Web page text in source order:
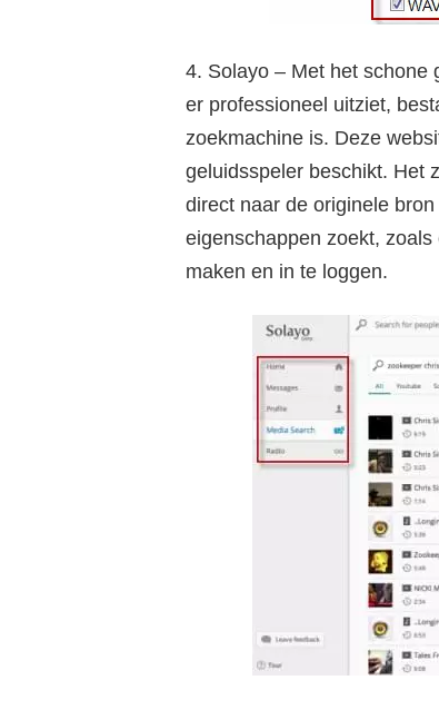
4. Solayo – Met het schone
er professioneel uitziet,
zoekmachine is. Deze
geluidsspeler beschikt. Het
direct naar de originele
eigenschappen zoekt,
maken en in te loggen.